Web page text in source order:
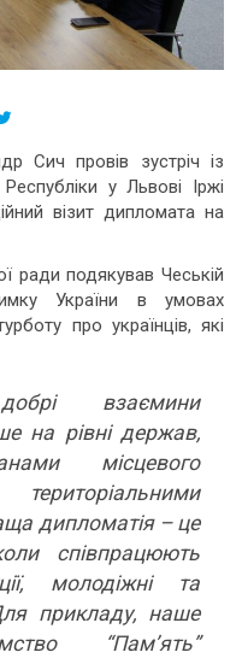
Сич провів зустріч із
у Львові Іржі
візит дипломата на
ради подякував Чеській
України в умовах
про українців, які
взаємини
на рівні держав,
місцевого
дипломатія – це
співпрацюють
молодіжні та
прикладу, наше
“Пам’ять”